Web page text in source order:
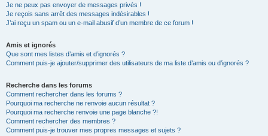
Je ne peux pas envoyer de messages privés !
Je reçois sans arrêt des messages indésirables !
J’ai reçu un spam ou un e-mail abusif d’un membre de ce forum !
Amis et ignorés
Que sont mes listes d’amis et d’ignorés ?
Comment puis-je ajouter/supprimer des utilisateurs de ma liste d’amis ou d’ignorés ?
Recherche dans les forums
Comment rechercher dans les forums ?
Pourquoi ma recherche ne renvoie aucun résultat ?
Pourquoi ma recherche renvoie une page blanche ?!
Comment rechercher des membres ?
Comment puis-je trouver mes propres messages et sujets ?